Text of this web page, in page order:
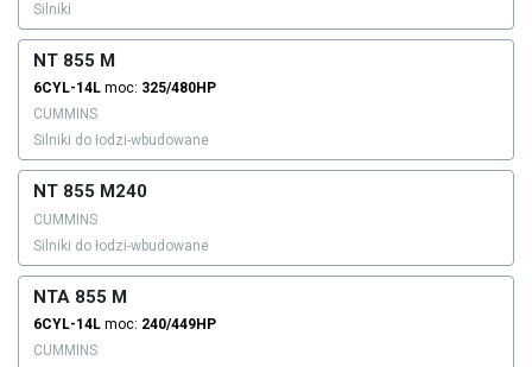
Silniki
NT 855 M
6CYL-14L moc: 325/480HP
CUMMINS
Silniki do łodzi-wbudowane
NT 855 M240
CUMMINS
Silniki do łodzi-wbudowane
NTA 855 M
6CYL-14L moc: 240/449HP
CUMMINS